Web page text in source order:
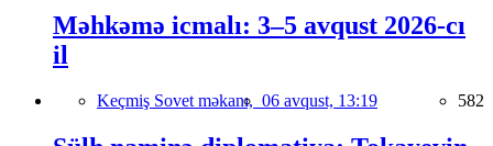
Məhkəmə icmalı: 3–5 avqust 2026-cı
il
Keçmiş Sovet məkanı, 06 avqust, 13:19 582